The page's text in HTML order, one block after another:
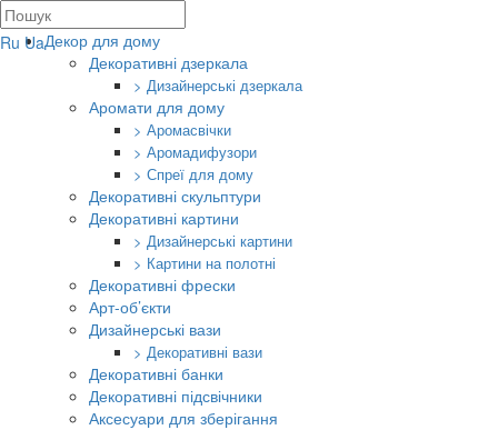
Ru UaДекор для дому
Декоративні дзеркала
> Дизайнерські дзеркала
Аромати для дому
> Аромасвічки
> Аромадифузори
> Спреї для дому
Декоративні скульптури
Декоративні картини
> Дизайнерські картини
> Картини на полотні
Декоративні фрески
Арт-об’єкти
Дизайнерські вази
> Декоративні вази
Декоративні банки
Декоративні підсвічники
Аксесуари для зберігання